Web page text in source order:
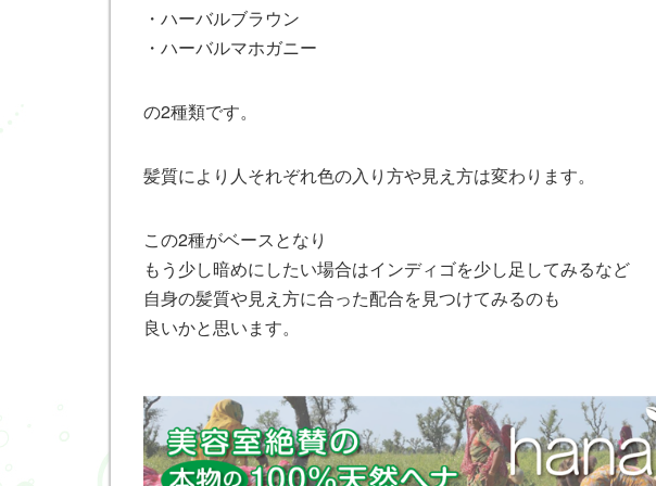
・ハーバルブラウン
・ハーバルマホガニー
の2種類です。
髪質により人それぞれ色の入り方や見え方は変わります。
この2種がベースとなり
もう少し暗めにしたい場合はインディゴを少し足してみるなど
自身の髪質や見え方に合った配合を見つけてみるのも
良いかと思います。